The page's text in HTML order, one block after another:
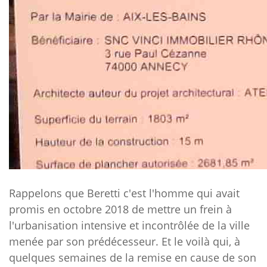
Rappelons que Beretti c'est l'homme qui avait
promis en octobre 2018 de mettre un frein à
l'urbanisation intensive et incontrôlée de la ville
menée par son prédécesseur. Et le voilà qui, à
quelques semaines de la remise en cause de son